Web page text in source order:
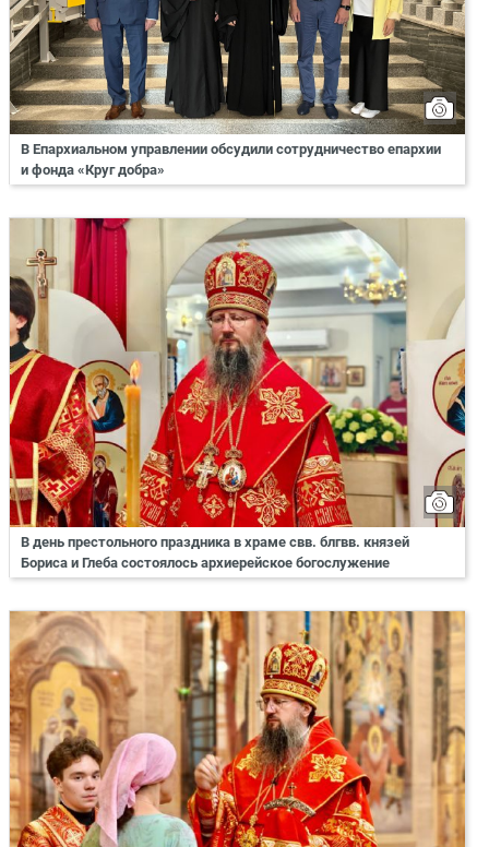
В Епархиальном управлении обсудили сотрудничество епархии
и фонда «Круг добра»
В день престольного праздника в храме свв. блгвв. князей
Бориса и Глеба состоялось архиерейское богослужение